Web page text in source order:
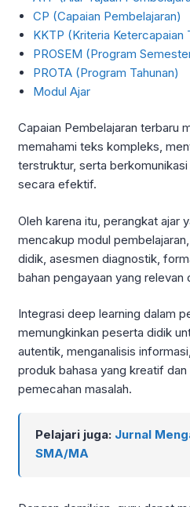
CP (Capaian Pembelajaran)
KKTP (Kriteria Ketercapaian
PROSEM (Program
PROTA (Program Tahunan)
Modul Ajar
Capaian Pembelajaran terbaru
memahami teks kompleks,
terstruktur, serta
secara efektif.
Oleh karena itu, perangkat ajar
mencakup modul
didik, asesmen diagnostik,
bahan pengayaan yang
Integrasi deep learning dalam
memungkinkan peserta didik
autentik, menganalisis
produk bahasa yang kreatif
pemecahan masalah.
Pelajari juga: Jurnal
SMA/MA